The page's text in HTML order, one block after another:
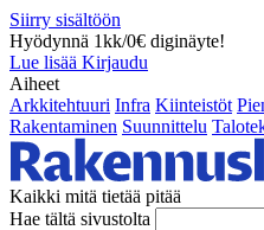
Siirry sisältöön
Hyödynnä 1kk/0€ diginäyte!
Lue lisää Kirjaudu
Aiheet
Arkkitehtuuri Infra Kiinteistöt
Rakentaminen Suunnittelu
Kaikki mitä tietää pitää
Hae tältä sivustolta